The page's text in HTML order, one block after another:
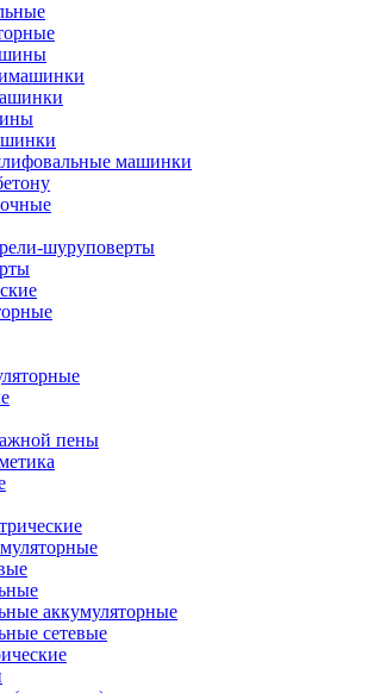
машинки
шуруповерты
пены
аккумуляторные
сетевые